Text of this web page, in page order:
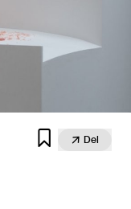
  Del